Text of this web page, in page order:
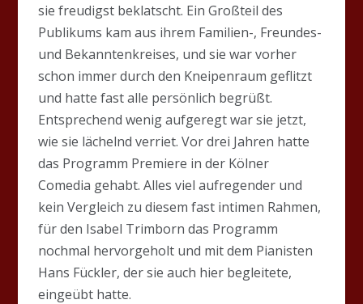
sie freudigst beklatscht. Ein Großteil des
Publikums kam aus ihrem Familien-, Freundes-
und Bekanntenkreises, und sie war vorher
schon immer durch den Kneipenraum geflitzt
und hatte fast alle persönlich begrüßt.
Entsprechend wenig aufgeregt war sie jetzt,
wie sie lächelnd verriet. Vor drei Jahren hatte
das Programm Premiere in der Kölner
Comedia gehabt. Alles viel aufregender und
kein Vergleich zu diesem fast intimen Rahmen,
für den Isabel Trimborn das Programm
nochmal hervorgeholt und mit dem Pianisten
Hans Fückler, der sie auch hier begleitete,
eingeübt hatte.